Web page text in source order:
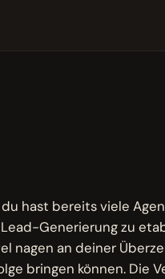
hast bereits viele
Generierung zu
nagen an deiner
bringen können. Die